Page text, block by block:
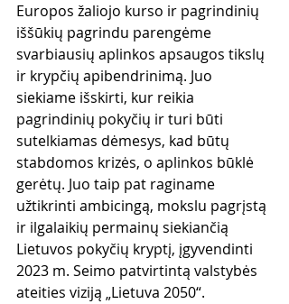
Europos žaliojo kurso ir pagrindinių
iššūkių pagrindu parengėme
svarbiausių aplinkos apsaugos tikslų
ir krypčių apibendrinimą. Juo
siekiame išskirti, kur reikia
pagrindinių pokyčių ir turi būti
sutelkiamas dėmesys, kad būtų
stabdomos krizės, o aplinkos būklė
gerėtų. Juo taip pat raginame
užtikrinti ambicingą, mokslu pagrįstą
ir ilgalaikių permainų siekiančią
Lietuvos pokyčių kryptį, įgyvendinti
2023 m. Seimo patvirtintą valstybės
ateities viziją „Lietuva 2050“.